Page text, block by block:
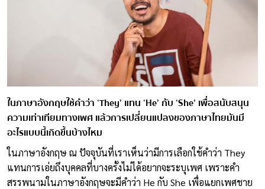
ในภาษาอังกฤษใช้คำว่า ‘They’ แทน ‘He’ กับ ‘She’ เพื่อสนับสนุน
ความเท่าเทียมทางเพศ แล้วการเปลี่ยนแปลงของภาษาไทยมันมี
อะไรแบบนี้เกิดขึ้นบ้างไหม
ในภาษาอังกฤษ ณ ปัจจุบันที่เราเห็นว่ามีการเลือกใช้คำว่า They
แทนการเอ่ยถึงบุคคลที่บางครั้งไม่ได้อยากจะระบุเพศ เพราะคำ
สรรพนามในภาษาอังกฤษจะมีคำว่า He กับ She เพื่อแยกเพศชาย